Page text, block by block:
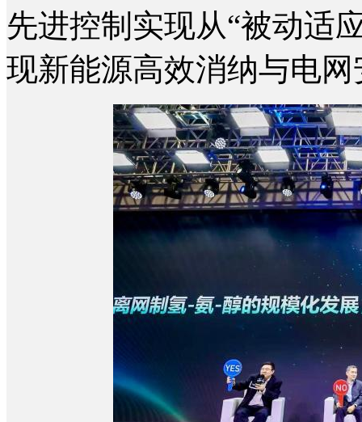
先进控制实现从“被动适
现新能源高效消纳与电